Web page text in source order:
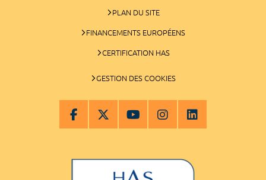
PLAN DU SITE
FINANCEMENTS EUROPÉENS
CERTIFICATION HAS
GESTION DES COOKIES